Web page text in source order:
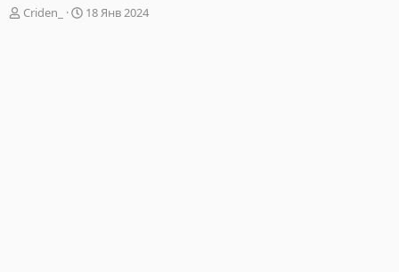
А
Criden_
Д
18 Янв 2024